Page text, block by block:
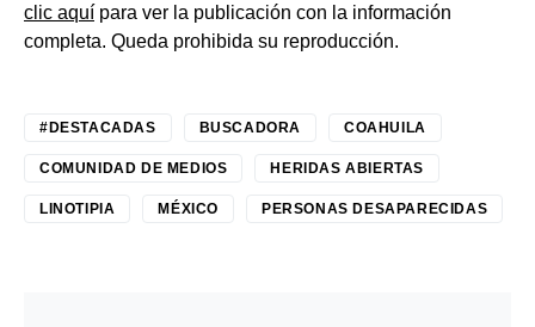
clic aquí para ver la publicación con la información
completa. Queda prohibida su reproducción.
#DESTACADAS BUSCADORA COAHUILA
COMUNIDAD DE MEDIOS HERIDAS ABIERTAS
LINOTIPIA MÉXICO PERSONAS DESAPARECIDAS